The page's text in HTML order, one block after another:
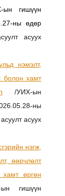
гишүүн
ны өдөр
асуух
нэмэлт,
болон хамт
/УИХ-ын
ны
, асуулт асуух
нэгж,
өөрчлөлт
өргөн
гишүүн